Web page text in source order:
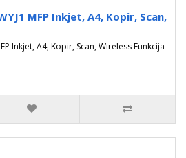
MFP Inkjet, A4, Kopir, Scan,
Inkjet, A4, Kopir, Scan, Wireless Funkcija